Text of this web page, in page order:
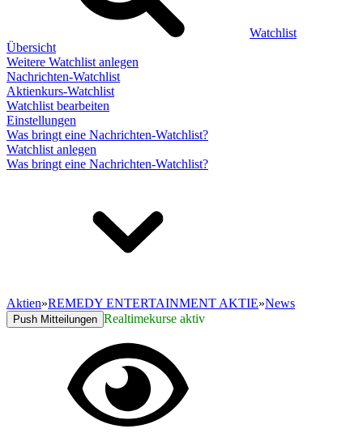
Watchlist
Übersicht
Weitere Watchlist anlegen
Nachrichten-Watchlist
Aktienkurs-Watchlist
Watchlist bearbeiten
Einstellungen
Was bringt eine Nachrichten-Watchlist?
Watchlist anlegen
Was bringt eine Nachrichten-Watchlist?
Aktien»REMEDY ENTERTAINMENT AKTIE»News
Push Mitteilungen Realtimekurse aktiv